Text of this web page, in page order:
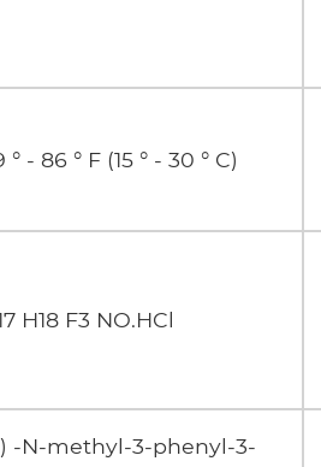
° - 86 ° F (15 ° - 30 ° C)
H18 F3 NO.HCl
-N-methyl-3-phenyl-3-